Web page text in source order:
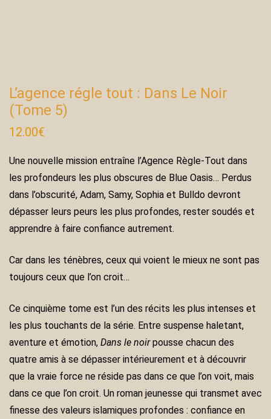
L’agence régle tout : Dans Le Noir
(Tome 5)
12.00€
Une nouvelle mission entraîne l’Agence Règle-Tout dans
les profondeurs les plus obscures de Blue Oasis… Perdus
dans l’obscurité, Adam, Samy, Sophia et Bulldo devront
dépasser leurs peurs les plus profondes, rester soudés et
apprendre à faire confiance autrement.
Car dans les ténèbres, ceux qui voient le mieux ne sont pas
toujours ceux que l’on croit…
Ce cinquième tome est l’un des récits les plus intenses et
les plus touchants de la série. Entre suspense haletant,
aventure et émotion, Dans le noirpousse chacun des
quatre amis à se dépasser intérieurement et à découvrir
que la vraie force ne réside pas dans ce que l’on voit, mais
dans ce que l’on croit. Un roman jeunesse qui transmet avec
finesse des valeurs islamiques profondes : confiance en